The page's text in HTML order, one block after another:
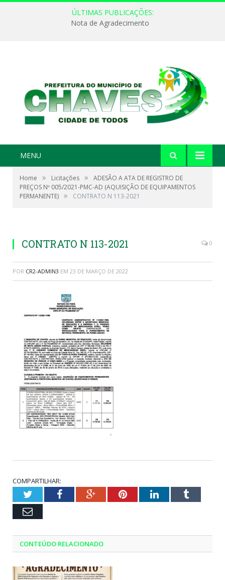
ÚLTIMAS PUBLICAÇÕES:
Nota de Agradecimento
MENU
Home » Licitações »
ADESÃO A ATA DE REGISTRO DE
PREÇOS Nº 005/2021-PMC-AD (AQUISIÇÃO DE EQUIPAMENTOS
PERMANENTE) » CONTRATO N 113-2021
CONTRATO N 113-2021 0
POR CR2-ADMIN3 EM 23 DE MARÇO DE 2022
COMPARTILHAR:
TwitterFacebookGoogle+PinterestLinkedInTumblr
Email
CONTEÚDO RELACIONADO